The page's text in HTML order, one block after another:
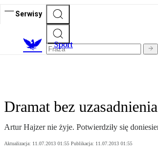
Serwisy
Sport
Dramat bez uzasadnienia
Artur Hajzer nie żyje. Potwierdziły się
Aktualizacja: 11.07.2013 01:55 Publikacja: 11.07.2013 01:55